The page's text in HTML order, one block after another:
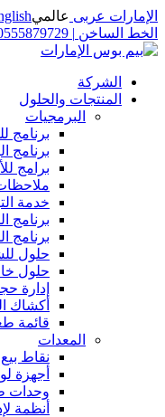
الإمارات عربى عالمي
الخط الساخن |
الشركة
المنتجات والحلول
البرمجيات
برنامج
برنامج
برامج
خدمة
برنامج
برنامج
حلول
حلول
إدارة
أكشاك
قائمة
المعدات
نقاط بيع
أجهزة
وحدات
أنظمة